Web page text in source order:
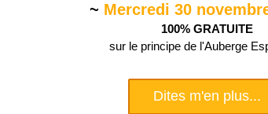
~ Mercredi 30
100% GRATUITE
sur le principe de l'Auberge
Dites m'en plus...